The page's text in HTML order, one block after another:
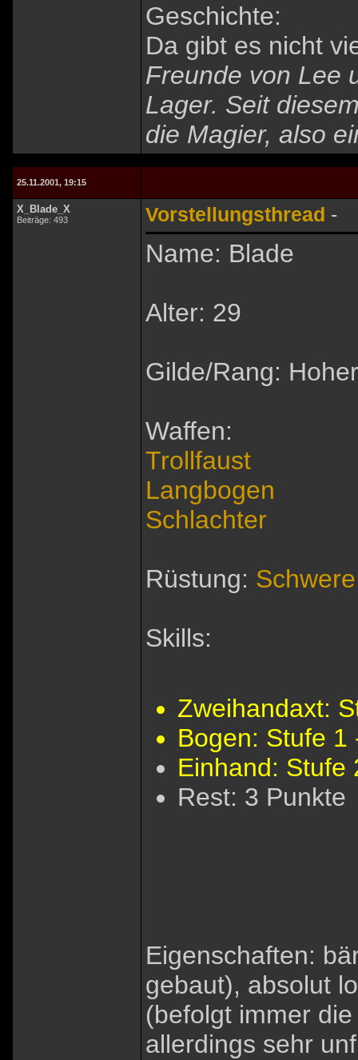
Geschichte:
Da gibt es nicht
Freunde von Lee
Lager. Seit
die Magier, also
25.11.2001, 19:15
X_Blade_X
Beiträge: 493 Vorstellungsthread -
Name: Blade
Alter: 29
Gilde/Rang:
Waffen:
Trollfaust
Langbogen
Schlachter
Rüstung:
Skills:
Zweihandaxt:
Bogen: Stufe 1
Einhand: Stufe
Rest: 3 Punkte
Eigenschaften:
gebaut), absolut
(befolgt immer
allerdings sehr